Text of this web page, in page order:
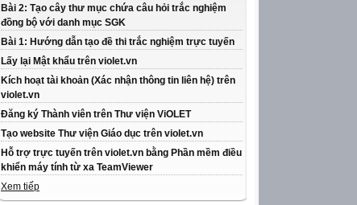
Bài 2: Tạo cây thư mục chứa câu hỏi trắc nghiệm
đồng bộ với danh mục SGK
Bài 1: Hướng dẫn tạo đề thi trắc nghiệm trực tuyến
Lấy lại Mật khẩu trên violet.vn
Kích hoạt tài khoản (Xác nhận thông tin liên hệ) trên
violet.vn
Đăng ký Thành viên trên Thư viện ViOLET
Tạo website Thư viện Giáo dục trên violet.vn
Hỗ trợ trực tuyến trên violet.vn bằng Phần mềm điều
khiển máy tính từ xa TeamViewer
Xem tiếp